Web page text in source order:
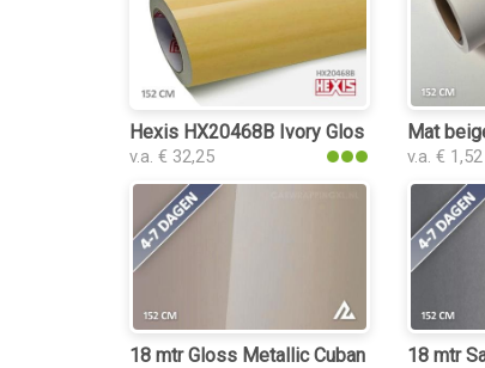
Hexis HX20468B Ivory Gloss car wrap
v.a. € 32,25
Mat
v.a. € 1,52
18 mtr Gloss Metallic Cuban Sand 3033
18 mtr